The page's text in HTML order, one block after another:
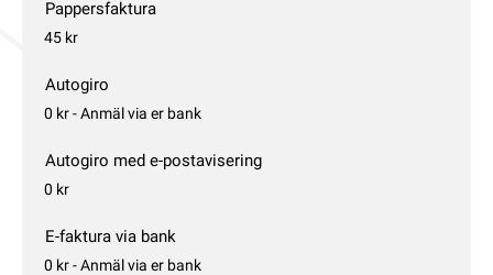
Pappersfaktura
45 kr
Autogiro
0 kr - Anmäl via er bank
Autogiro med e-postavisering
0 kr
E-faktura via bank
0 kr - Anmäl via er bank